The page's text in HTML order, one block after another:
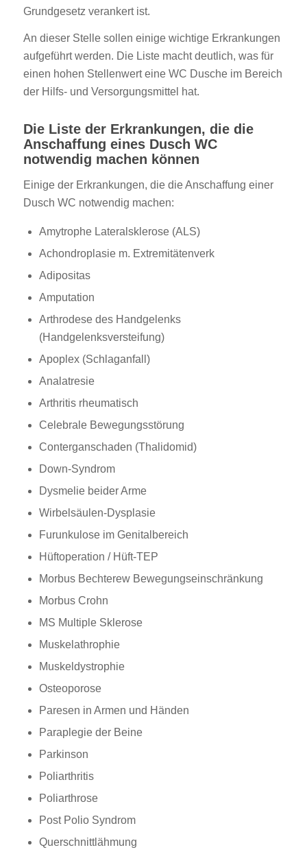
Grundgesetz verankert ist.
An dieser Stelle sollen einige wichtige Erkrankungen
aufgeführt werden. Die Liste macht deutlich, was für
einen hohen Stellenwert eine WC Dusche im Bereich
der Hilfs- und Versorgungsmittel hat.
Die Liste der Erkrankungen, die die
Anschaffung eines Dusch WC
notwendig machen können
Einige der Erkrankungen, die die Anschaffung einer
Dusch WC notwendig machen:
Amytrophe Lateralsklerose (ALS)
Achondroplasie m. Extremitätenverk
Adipositas
Amputation
Arthrodese des Handgelenks
(Handgelenksversteifung)
Apoplex (Schlaganfall)
Analatresie
Arthritis rheumatisch
Celebrale Bewegungsstörung
Conterganschaden (Thalidomid)
Down-Syndrom
Dysmelie beider Arme
Wirbelsäulen-Dysplasie
Furunkulose im Genitalbereich
Hüftoperation / Hüft-TEP
Morbus Bechterew Bewegungseinschränkung
Morbus Crohn
MS Multiple Sklerose
Muskelathrophie
Muskeldystrophie
Osteoporose
Paresen in Armen und Händen
Paraplegie der Beine
Parkinson
Poliarthritis
Poliarthrose
Post Polio Syndrom
Querschnittlähmung